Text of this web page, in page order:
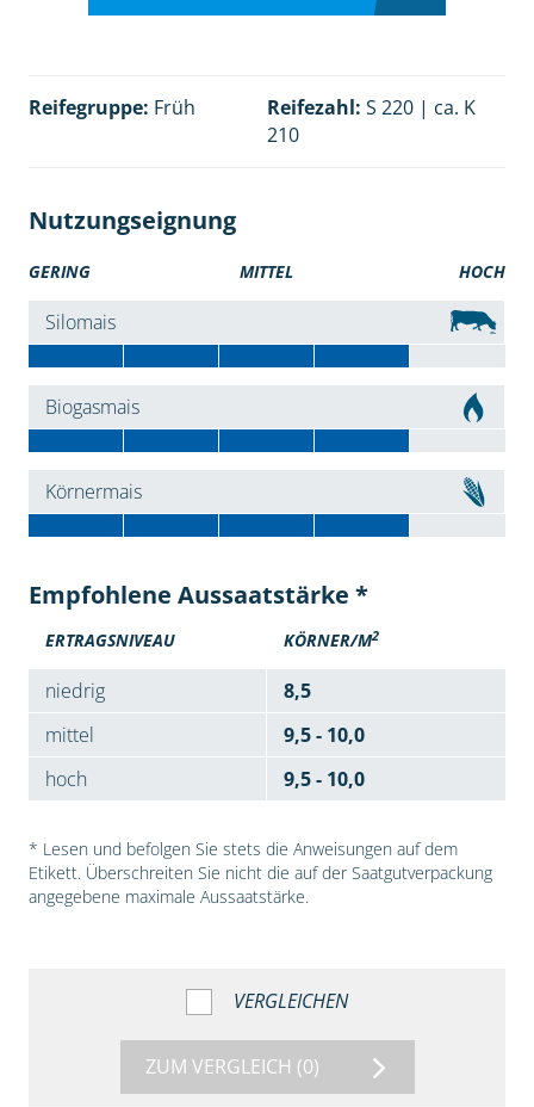
Reifegruppe: Früh Reifezahl: S 220 | ca. K
210
Nutzungseignung
GERING MITTEL HOCH
Silomais
Biogasmais
Körnermais
Empfohlene Aussaatstärke *
ERTRAGSNIVEAU KÖRNER/M2
niedrig
8,5
mittel
9,5 - 10,0
hoch
9,5 - 10,0
* Lesen und befolgen Sie stets die Anweisungen auf dem
Etikett. Überschreiten Sie nicht die auf der Saatgutverpackung
angegebene maximale Aussaatstärke.
VERGLEICHEN
ZUM VERGLEICH (0)